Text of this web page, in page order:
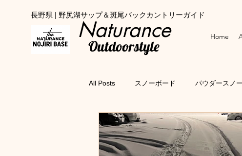
長野県 | 野尻湖サップ＆斑尾バックカントリーガイド
Naturance
Outdoorstyle
Home
All Posts スノーボード パウダースノー
タングラムスキーサーカス 斑尾高原